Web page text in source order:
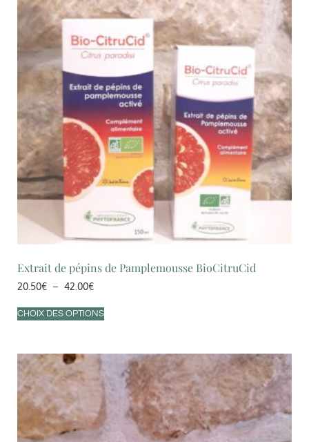
Extrait de pépins de Pamplemousse BioCitruCid
20.50€ – 42.00€
CHOIX DES OPTIONS